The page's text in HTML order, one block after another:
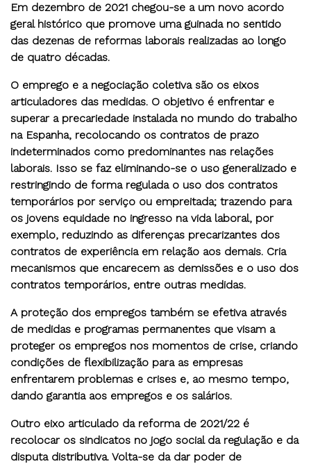
Em dezembro de 2021 chegou-se a um novo acordo
geral histórico que promove uma guinada no sentido
das dezenas de reformas laborais realizadas ao longo
de quatro décadas.
O emprego e a negociação coletiva são os eixos
articuladores das medidas. O objetivo é enfrentar e
superar a precariedade instalada no mundo do trabalho
na Espanha, recolocando os contratos de prazo
indeterminados como predominantes nas relações
laborais. Isso se faz eliminando-se o uso generalizado e
restringindo de forma regulada o uso dos contratos
temporários por serviço ou empreitada; trazendo para
os jovens equidade no ingresso na vida laboral, por
exemplo, reduzindo as diferenças precarizantes dos
contratos de experiência em relação aos demais. Cria
mecanismos que encarecem as demissões e o uso dos
contratos temporários, entre outras medidas.
A proteção dos empregos também se efetiva através
de medidas e programas permanentes que visam a
proteger os empregos nos momentos de crise, criando
condições de flexibilização para as empresas
enfrentarem problemas e crises e, ao mesmo tempo,
dando garantia aos empregos e os salários.
Outro eixo articulado da reforma de 2021/22 é
recolocar os sindicatos no jogo social da regulação e da
disputa distributiva. Volta-se da dar poder de